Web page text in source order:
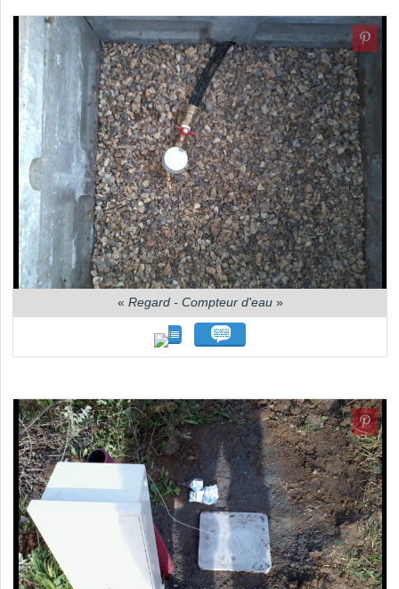
« Regard - Compteur d'eau»